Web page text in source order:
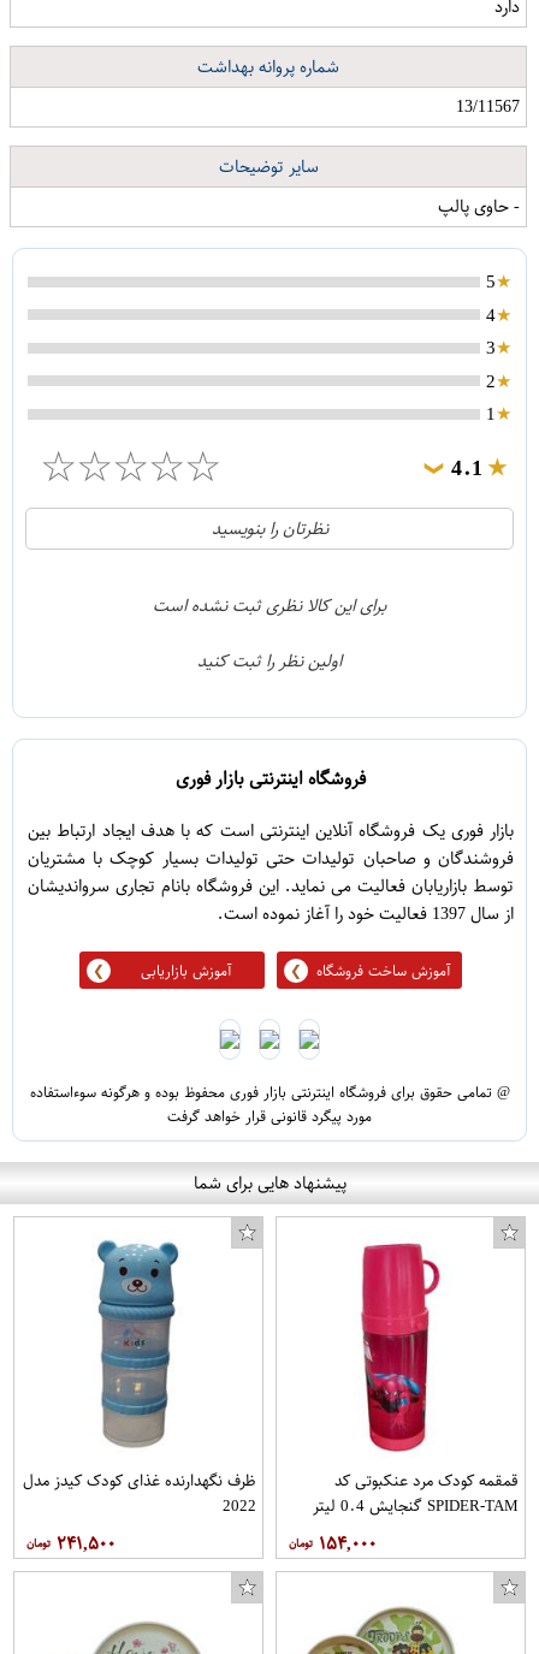
دارد
شماره پروانه بهداشت
13/11567
سایر توضیحات
- حاوی پالپ
5
4
3
2
1
4.1
❯
☆
☆
☆
☆
☆
21
1
نظرتان را بنویسید
برای این کالا نظری ثبت نشده است
اولین نظر را ثبت کنید
فروشگاه اینترنتی بازار فوری
بازار فوری یک فروشگاه آنلاین اینترنتی است که با هدف ایجاد ارتباط بین
فروشندگان و صاحبان تولیدات حتی تولیدات بسیار کوچک با مشتریان
توسط بازاریابان فعالیت می نماید. این فروشگاه بانام تجاری سرواندیشان
از سال 1397 فعالیت خود را آغاز نموده است.
آموزش ساخت فروشگاه آموزش بازاریابی
@ تمامی حقوق برای فروشگاه اینترنتی بازار فوری محفوظ بوده و هرگونه سوءاستفاده
مورد پیگرد قانونی قرار خواهد گرفت
پیشنهاد هایی برای شما
قمقمه کودک مرد عنکبوتی کد
SPIDER-TAM گنجایش 0.4 لیتر
۱۵۴,۰۰۰
ظرف نگهدارنده غذای کودک کیدز مدل
2022
۲۴۱,۵۰۰